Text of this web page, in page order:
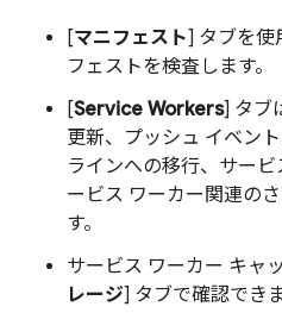
[マニフェスト] タブを使
フェストを検査します。
[Service Workers] タブ
更新、プッシュ イベン
ラインへの移行、サー
ービス ワーカー関連の
す。
サービス ワーカー キャ
レージ] タブで確認できま